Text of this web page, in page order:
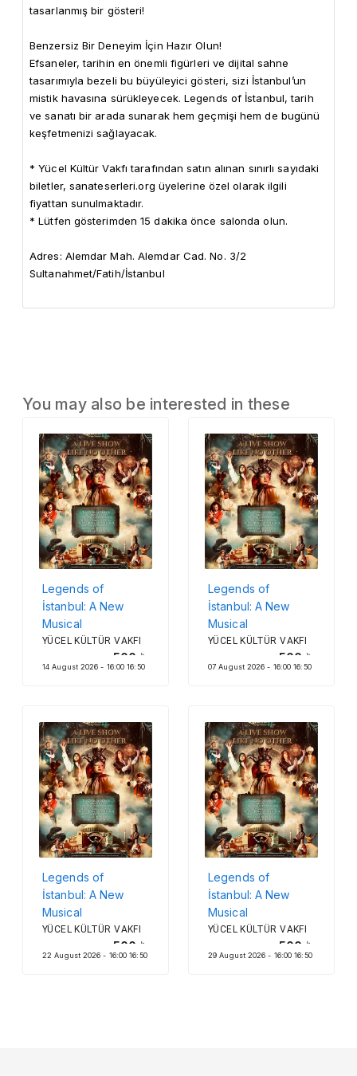
tasarlanmış bir gösteri!
Benzersiz Bir Deneyim İçin Hazır Olun!
Efsaneler, tarihin en önemli figürleri ve dijital sahne
tasarımıyla bezeli bu büyüleyici gösteri, sizi İstanbul’un
mistik havasına sürükleyecek. Legends of İstanbul, tarih
ve sanatı bir arada sunarak hem geçmişi hem de bugünü
keşfetmenizi sağlayacak.
* Yücel Kültür Vakfı tarafından satın alınan sınırlı sayıdaki
biletler, sanateserleri.org üyelerine özel olarak ilgili
fiyattan sunulmaktadır.
* Lütfen gösterimden 15 dakika önce salonda olun.
Adres: Alemdar Mah. Alemdar Cad. No. 3/2
Sultanahmet/Fatih/İstanbul
You may also be interested in these
Legends of
İstanbul: A New
Musical
YÜCEL KÜLTÜR VAKFI
500
14 August 2026 - 16:00 16:50
Legends of
İstanbul: A New
Musical
YÜCEL KÜLTÜR VAKFI
500
07 August 2026 - 16:00 16:50
Legends of
İstanbul: A New
Musical
YÜCEL KÜLTÜR VAKFI
500
22 August 2026 - 16:00 16:50
Legends of
İstanbul: A New
Musical
YÜCEL KÜLTÜR VAKFI
500
29 August 2026 - 16:00 16:50